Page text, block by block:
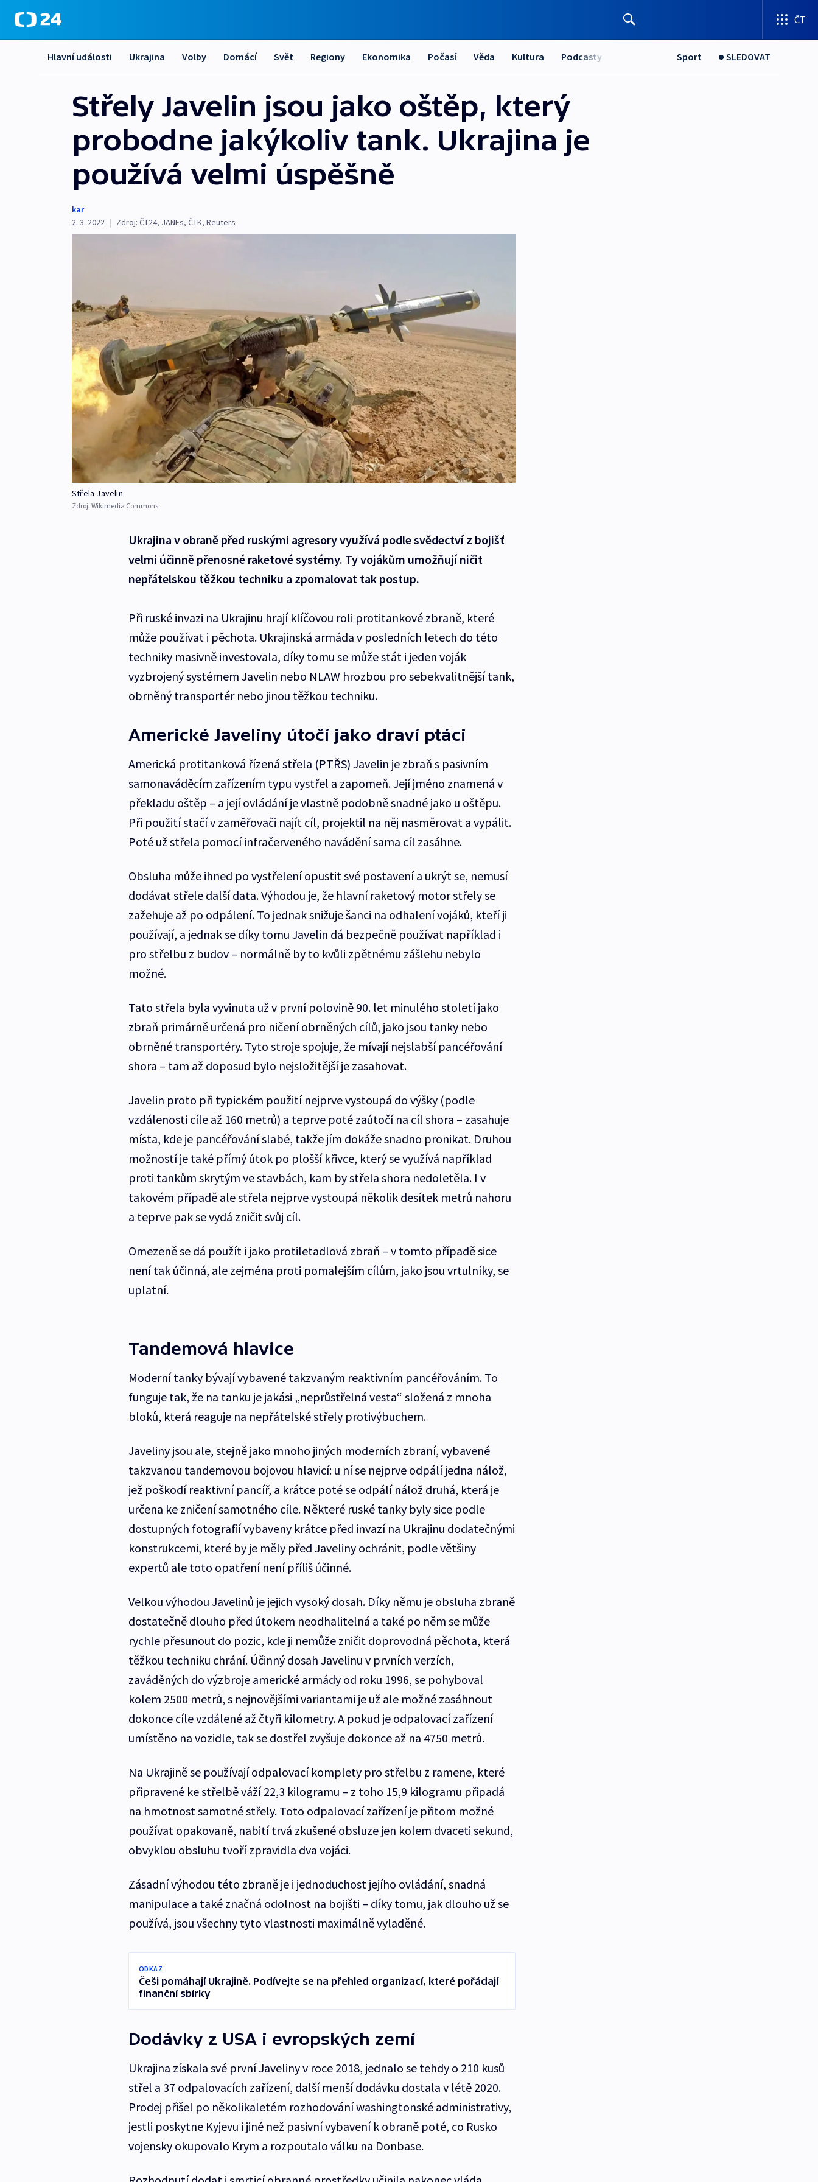
ČT
Hlavní události Ukrajina Volby Domácí Svět Regiony Ekonomika Počasí Věda Kultura Podcasty Sport SLEDOVAT
Střely Javelin jsou jako oštěp, který
probodne jakýkoliv tank. Ukrajina je
používá velmi úspěšně
kar
2. 3. 2022 | Zdroj: ČT24, JANEs, ČTK, Reuters
Střela Javelin
Zdroj: Wikimedia Commons
Ukrajina v obraně před ruskými agresory využívá podle svědectví z bojišť
velmi účinně přenosné raketové systémy. Ty vojákům umožňují ničit
nepřátelskou těžkou techniku a zpomalovat tak postup.
Při ruské invazi na Ukrajinu hrají klíčovou roli protitankové zbraně, které
může používat i pěchota. Ukrajinská armáda v posledních letech do této
techniky masivně investovala, díky tomu se může stát i jeden voják
vyzbrojený systémem Javelin nebo NLAW hrozbou pro sebekvalitnější tank,
obrněný transportér nebo jinou těžkou techniku.
Americké Javeliny útočí jako draví ptáci
Americká protitanková řízená střela (PTŘS) Javelin je zbraň s pasivním
samonaváděcím zařízením typu vystřel a zapomeň. Její jméno znamená v
překladu oštěp – a její ovládání je vlastně podobně snadné jako u oštěpu.
Při použití stačí v zaměřovači najít cíl, projektil na něj nasměrovat a vypálit.
Poté už střela pomocí infračerveného navádění sama cíl zasáhne.
Obsluha může ihned po vystřelení opustit své postavení a ukrýt se, nemusí
dodávat střele další data. Výhodou je, že hlavní raketový motor střely se
zažehuje až po odpálení. To jednak snižuje šanci na odhalení vojáků, kteří ji
používají, a jednak se díky tomu Javelin dá bezpečně používat například i
pro střelbu z budov – normálně by to kvůli zpětnému zášlehu nebylo
možné.
Tato střela byla vyvinuta už v první polovině 90. let minulého století jako
zbraň primárně určená pro ničení obrněných cílů, jako jsou tanky nebo
obrněné transportéry. Tyto stroje spojuje, že mívají nejslabší pancéřování
shora – tam až doposud bylo nejsložitější je zasahovat.
Javelin proto při typickém použití nejprve vystoupá do výšky (podle
vzdálenosti cíle až 160 metrů) a teprve poté zaútočí na cíl shora – zasahuje
místa, kde je pancéřování slabé, takže jím dokáže snadno pronikat. Druhou
možností je také přímý útok po plošší křivce, který se využívá například
proti tankům skrytým ve stavbách, kam by střela shora nedoletěla. I v
takovém případě ale střela nejprve vystoupá několik desítek metrů nahoru
a teprve pak se vydá zničit svůj cíl.
Omezeně se dá použít i jako protiletadlová zbraň – v tomto případě sice
není tak účinná, ale zejména proti pomalejším cílům, jako jsou vrtulníky, se
uplatní.
Tandemová hlavice
Moderní tanky bývají vybavené takzvaným reaktivním pancéřováním. To
funguje tak, že na tanku je jakási „neprůstřelná vesta“ složená z mnoha
bloků, která reaguje na nepřátelské střely protivýbuchem.
Javeliny jsou ale, stejně jako mnoho jiných moderních zbraní, vybavené
takzvanou tandemovou bojovou hlavicí: u ní se nejprve odpálí jedna nálož,
jež poškodí reaktivní pancíř, a krátce poté se odpálí nálož druhá, která je
určena ke zničení samotného cíle. Některé ruské tanky byly sice podle
dostupných fotografií vybaveny krátce před invazí na Ukrajinu dodatečnými
konstrukcemi, které by je měly před Javeliny ochránit, podle většiny
expertů ale toto opatření není příliš účinné.
Velkou výhodou Javelinů je jejich vysoký dosah. Díky němu je obsluha zbraně
dostatečně dlouho před útokem neodhalitelná a také po něm se může
rychle přesunout do pozic, kde ji nemůže zničit doprovodná pěchota, která
těžkou techniku chrání. Účinný dosah Javelinu v prvních verzích,
zaváděných do výzbroje americké armády od roku 1996, se pohyboval
kolem 2500 metrů, s nejnovějšími variantami je už ale možné zasáhnout
dokonce cíle vzdálené až čtyři kilometry. A pokud je odpalovací zařízení
umístěno na vozidle, tak se dostřel zvyšuje dokonce až na 4750 metrů.
Na Ukrajině se používají odpalovací komplety pro střelbu z ramene, které
připravené ke střelbě váží 22,3 kilogramu – z toho 15,9 kilogramu připadá
na hmotnost samotné střely. Toto odpalovací zařízení je přitom možné
používat opakovaně, nabití trvá zkušené obsluze jen kolem dvaceti sekund,
obvyklou obsluhu tvoří zpravidla dva vojáci.
Zásadní výhodou této zbraně je i jednoduchost jejího ovládání, snadná
manipulace a také značná odolnost na bojišti – díky tomu, jak dlouho už se
používá, jsou všechny tyto vlastnosti maximálně vyladěné.
ODKAZ
Češi pomáhají Ukrajině. Podívejte se na přehled organizací, které pořádají
finanční sbírky
Dodávky z USA i evropských zemí
Ukrajina získala své první Javeliny v roce 2018, jednalo se tehdy o 210 kusů
střel a 37 odpalovacích zařízení, další menší dodávku dostala v létě 2020.
Prodej přišel po několikaletém rozhodování washingtonské administrativy,
jestli poskytne Kyjevu i jiné než pasivní vybavení k obraně poté, co Rusko
vojensky okupovalo Krym a rozpoutalo válku na Donbase.